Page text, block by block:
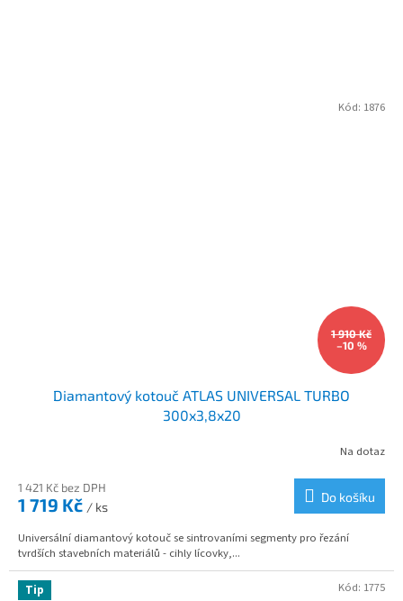
1 910 Kč
–10 %
Diamantový kotouč ATLAS UNIVERSAL TURBO
300x3,8x20
Na dotaz
1 421 Kč bez DPH
1 719 Kč / ks
Do košíku
Universální diamantový kotouč se sintrovaními segmenty pro řezání
tvrdších stavebních materiálů - cihly lícovky,...
Kód: 1876
Tip Kód: 1775